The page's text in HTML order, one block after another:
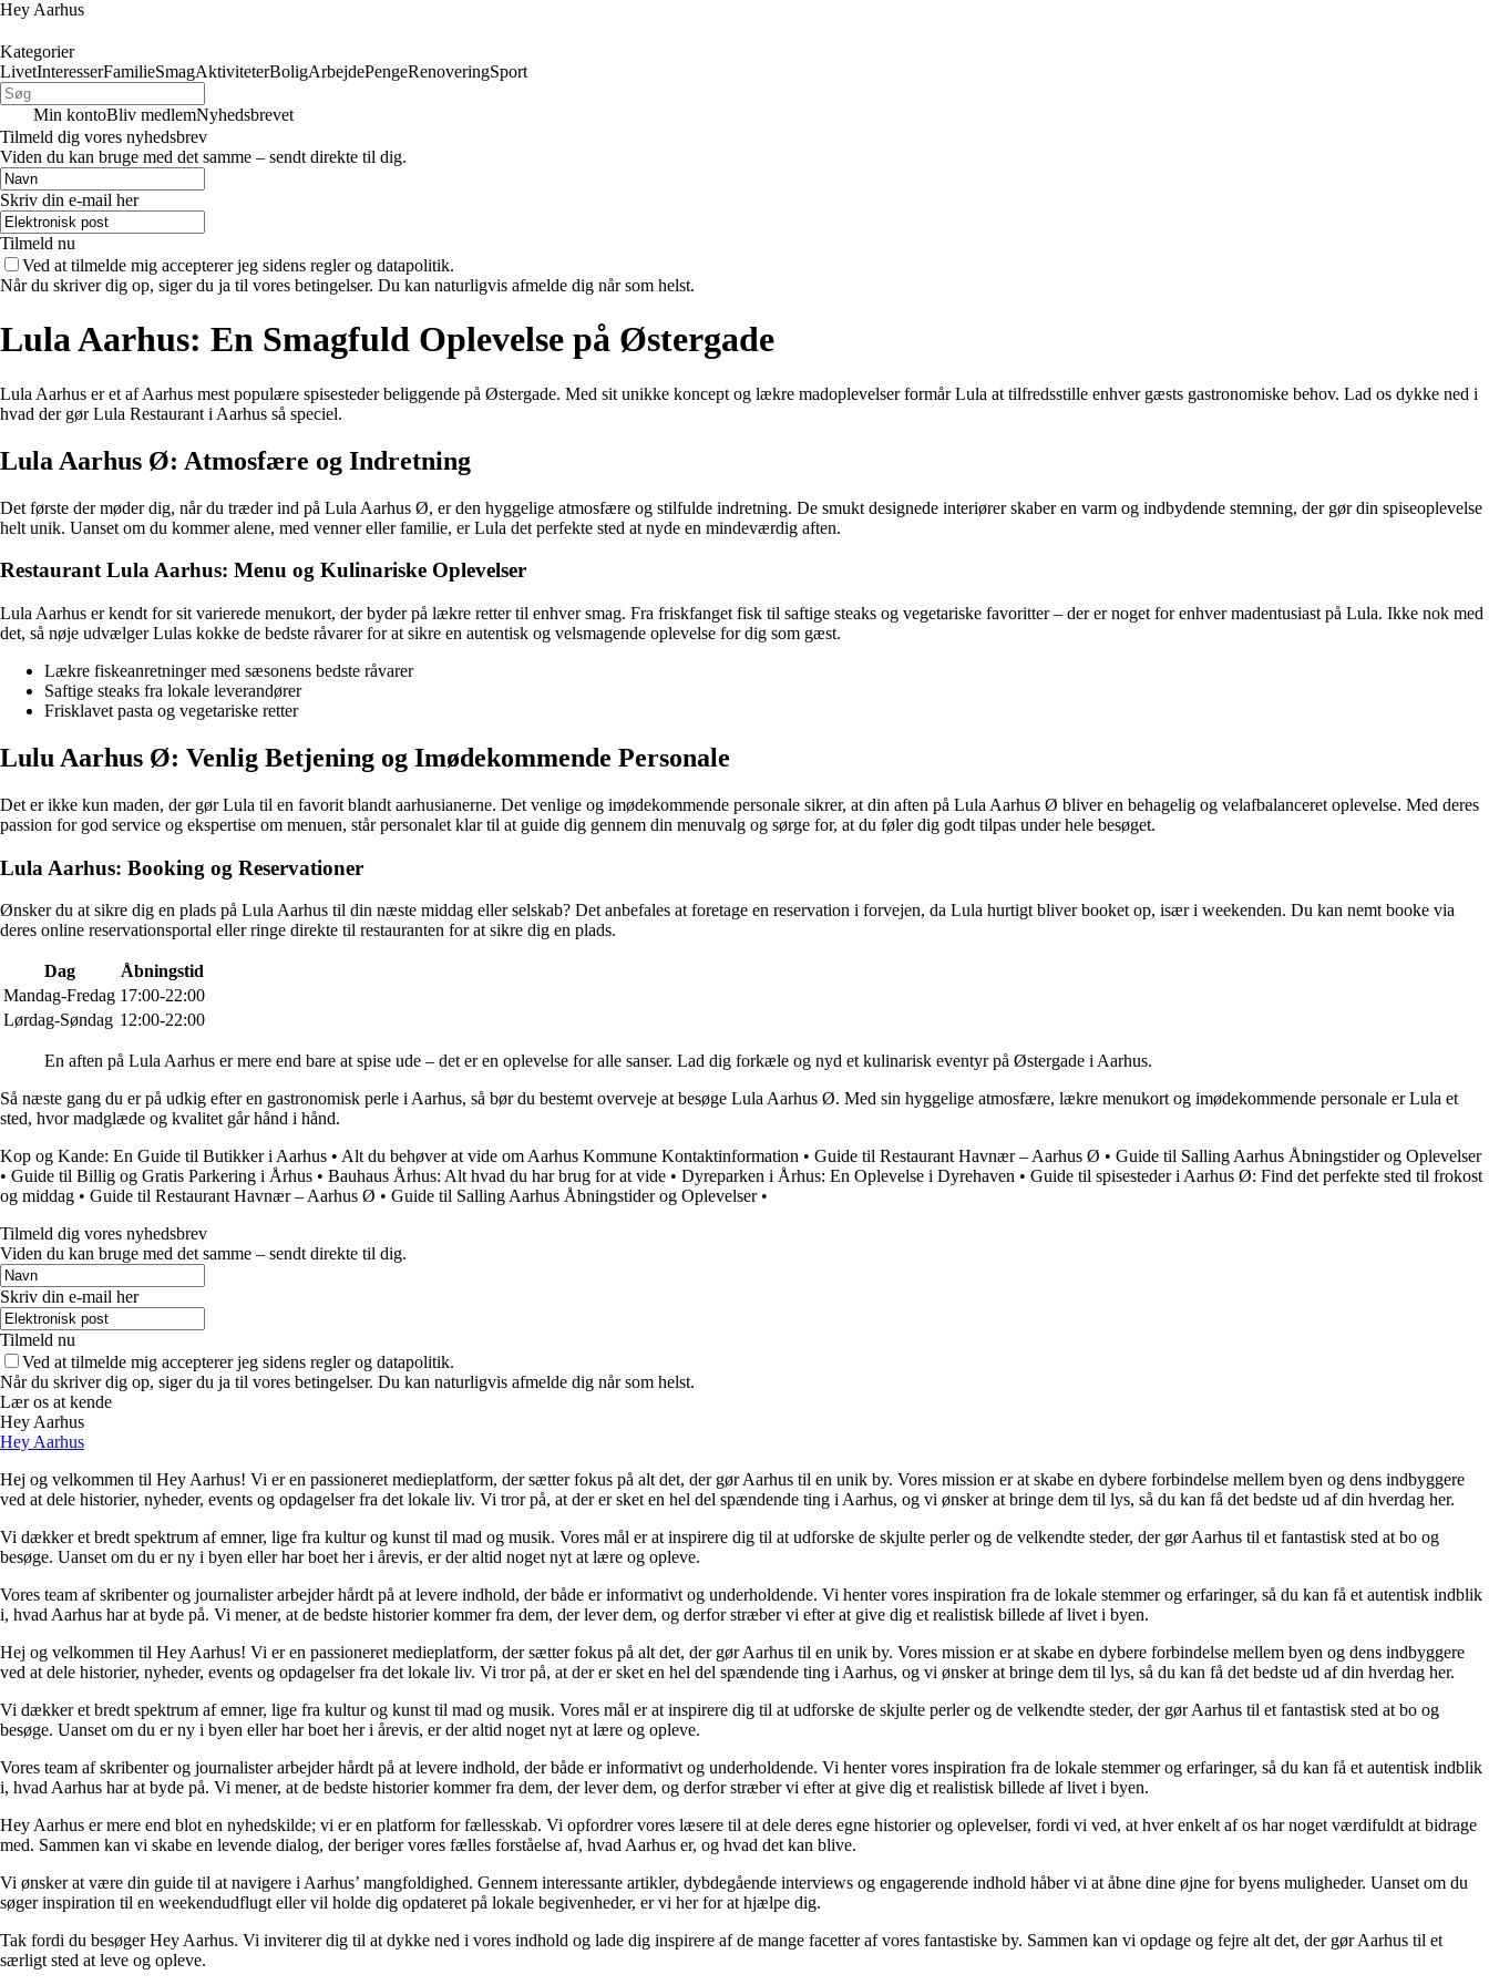
Hey Aarhus
Kategorier
LivetInteresserFamilieSmagAktiviteterBoligArbejdePengeRenoveringSport
Min kontoBliv medlemNyhedsbrevet
Tilmeld dig vores nyhedsbrev
Viden du kan bruge med det samme – sendt direkte til dig.
Skriv din e-mail her
Tilmeld nu
Ved at tilmelde mig accepterer jeg sidens regler og datapolitik.
Når du skriver dig op, siger du ja til vores betingelser. Du kan naturligvis afmelde dig når som helst.
Lula Aarhus: En Smagfuld Oplevelse på Østergade
Lula Aarhus er et af Aarhus mest populære spisesteder beliggende på Østergade. Med sit unikke koncept og lækre madoplevelser formår Lula at tilfredsstille enhver gæsts gastronomiske behov. Lad os dykke ned i
hvad der gør Lula Restaurant i Aarhus så speciel.
Lula Aarhus Ø: Atmosfære og Indretning
Det første der møder dig, når du træder ind på Lula Aarhus Ø, er den hyggelige atmosfære og stilfulde indretning. De smukt designede interiører skaber en varm og indbydende stemning, der gør din spiseoplevelse
helt unik. Uanset om du kommer alene, med venner eller familie, er Lula det perfekte sted at nyde en mindeværdig aften.
Restaurant Lula Aarhus: Menu og Kulinariske Oplevelser
Lula Aarhus er kendt for sit varierede menukort, der byder på lækre retter til enhver smag. Fra friskfanget fisk til saftige steaks og vegetariske favoritter – der er noget for enhver madentusiast på Lula. Ikke nok med
det, så nøje udvælger Lulas kokke de bedste råvarer for at sikre en autentisk og velsmagende oplevelse for dig som gæst.
Lækre fiskeanretninger med sæsonens bedste råvarer
Saftige steaks fra lokale leverandører
Frisklavet pasta og vegetariske retter
Lulu Aarhus Ø: Venlig Betjening og Imødekommende Personale
Det er ikke kun maden, der gør Lula til en favorit blandt aarhusianerne. Det venlige og imødekommende personale sikrer, at din aften på Lula Aarhus Ø bliver en behagelig og velafbalanceret oplevelse. Med deres
passion for god service og ekspertise om menuen, står personalet klar til at guide dig gennem din menuvalg og sørge for, at du føler dig godt tilpas under hele besøget.
Lula Aarhus: Booking og Reservationer
Ønsker du at sikre dig en plads på Lula Aarhus til din næste middag eller selskab? Det anbefales at foretage en reservation i forvejen, da Lula hurtigt bliver booket op, især i weekenden. Du kan nemt booke via
deres online reservationsportal eller ringe direkte til restauranten for at sikre dig en plads.
Dag
Åbningstid
Mandag-Fredag 17:00-22:00
Lørdag-Søndag 12:00-22:00
En aften på Lula Aarhus er mere end bare at spise ude – det er en oplevelse for alle sanser. Lad dig forkæle og nyd et kulinarisk eventyr på Østergade i Aarhus.
Så næste gang du er på udkig efter en gastronomisk perle i Aarhus, så bør du bestemt overveje at besøge Lula Aarhus Ø. Med sin hyggelige atmosfære, lækre menukort og imødekommende personale er Lula et
sted, hvor madglæde og kvalitet går hånd i hånd.
Kop og Kande: En Guide til Butikker i Aarhus • Alt du behøver at vide om Aarhus Kommune Kontaktinformation • Guide til Restaurant Havnær – Aarhus Ø • Guide til Salling Aarhus Åbningstider og Oplevelser
• Guide til Billig og Gratis Parkering i Århus • Bauhaus Århus: Alt hvad du har brug for at vide • Dyreparken i Århus: En Oplevelse i Dyrehaven • Guide til spisesteder i Aarhus Ø: Find det perfekte sted til frokost
og middag • Guide til Restaurant Havnær – Aarhus Ø • Guide til Salling Aarhus Åbningstider og Oplevelser•
Tilmeld dig vores nyhedsbrev
Viden du kan bruge med det samme – sendt direkte til dig.
Skriv din e-mail her
Tilmeld nu
Ved at tilmelde mig accepterer jeg sidens regler og datapolitik.
Når du skriver dig op, siger du ja til vores betingelser. Du kan naturligvis afmelde dig når som helst.
Lær os at kende
Hey Aarhus
Hey Aarhus
Hej og velkommen til Hey Aarhus! Vi er en passioneret medieplatform, der sætter fokus på alt det, der gør Aarhus til en unik by. Vores mission er at skabe en dybere forbindelse mellem byen og dens indbyggere
ved at dele historier, nyheder, events og opdagelser fra det lokale liv. Vi tror på, at der er sket en hel del spændende ting i Aarhus, og vi ønsker at bringe dem til lys, så du kan få det bedste ud af din hverdag her.
Vi dækker et bredt spektrum af emner, lige fra kultur og kunst til mad og musik. Vores mål er at inspirere dig til at udforske de skjulte perler og de velkendte steder, der gør Aarhus til et fantastisk sted at bo og
besøge. Uanset om du er ny i byen eller har boet her i årevis, er der altid noget nyt at lære og opleve.
Vores team af skribenter og journalister arbejder hårdt på at levere indhold, der både er informativt og underholdende. Vi henter vores inspiration fra de lokale stemmer og erfaringer, så du kan få et autentisk indblik
i, hvad Aarhus har at byde på. Vi mener, at de bedste historier kommer fra dem, der lever dem, og derfor stræber vi efter at give dig et realistisk billede af livet i byen.
Hej og velkommen til Hey Aarhus! Vi er en passioneret medieplatform, der sætter fokus på alt det, der gør Aarhus til en unik by. Vores mission er at skabe en dybere forbindelse mellem byen og dens indbyggere
ved at dele historier, nyheder, events og opdagelser fra det lokale liv. Vi tror på, at der er sket en hel del spændende ting i Aarhus, og vi ønsker at bringe dem til lys, så du kan få det bedste ud af din hverdag her.
Vi dækker et bredt spektrum af emner, lige fra kultur og kunst til mad og musik. Vores mål er at inspirere dig til at udforske de skjulte perler og de velkendte steder, der gør Aarhus til et fantastisk sted at bo og
besøge. Uanset om du er ny i byen eller har boet her i årevis, er der altid noget nyt at lære og opleve.
Vores team af skribenter og journalister arbejder hårdt på at levere indhold, der både er informativt og underholdende. Vi henter vores inspiration fra de lokale stemmer og erfaringer, så du kan få et autentisk indblik
i, hvad Aarhus har at byde på. Vi mener, at de bedste historier kommer fra dem, der lever dem, og derfor stræber vi efter at give dig et realistisk billede af livet i byen.
Hey Aarhus er mere end blot en nyhedskilde; vi er en platform for fællesskab. Vi opfordrer vores læsere til at dele deres egne historier og oplevelser, fordi vi ved, at hver enkelt af os har noget værdifuldt at bidrage
med. Sammen kan vi skabe en levende dialog, der beriger vores fælles forståelse af, hvad Aarhus er, og hvad det kan blive.
Vi ønsker at være din guide til at navigere i Aarhus’ mangfoldighed. Gennem interessante artikler, dybdegående interviews og engagerende indhold håber vi at åbne dine øjne for byens muligheder. Uanset om du
søger inspiration til en weekendudflugt eller vil holde dig opdateret på lokale begivenheder, er vi her for at hjælpe dig.
Tak fordi du besøger Hey Aarhus. Vi inviterer dig til at dykke ned i vores indhold og lade dig inspirere af de mange facetter af vores fantastiske by. Sammen kan vi opdage og fejre alt det, der gør Aarhus til et
særligt sted at leve og opleve.